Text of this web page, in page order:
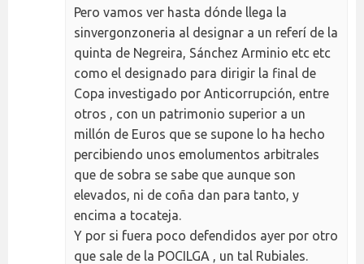
Pero vamos ver hasta dónde llega la
sinvergonzoneria al designar a un referí de la
quinta de Negreira, Sánchez Arminio etc etc
como el designado para dirigir la final de
Copa investigado por Anticorrupción, entre
otros , con un patrimonio superior a un
millón de Euros que se supone lo ha hecho
percibiendo unos emolumentos arbitrales
que de sobra se sabe que aunque son
elevados, ni de coña dan para tanto, y
encima a tocateja.
Y por si fuera poco defendidos ayer por otro
que sale de la POCILGA , un tal Rubiales.